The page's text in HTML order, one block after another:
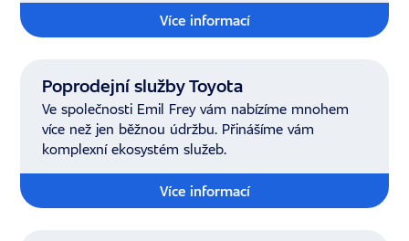
Více informací
Poprodejní služby Toyota
Ve společnosti Emil Frey vám nabízíme mnohem
více než jen běžnou údržbu. Přinášíme vám
komplexní ekosystém služeb.
Více informací